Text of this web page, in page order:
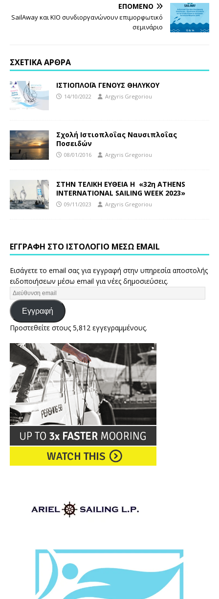
ΕΠΌΜΕΝΟ
SailAway και ΚΙΟ συνδιοργανώνουν επιμορφωτικό
σεμινάριο
ΣΧΕΤΙΚΆ ΆΡΘΡΑ
ΙΣΤΙΟΠΛΟΪΑ ΓΕΝΟΥΣ ΘΗΛΥΚΟΥ
14/10/2022 Argyris Gregoriou
Σχολή Ιστιοπλοΐας Ναυσιπλοΐας
Ποσειδών
08/01/2016 Argyris Gregoriou
ΣΤΗΝ ΤΕΛΙΚΗ ΕΥΘΕΙΑ Η «32η ATHENS
INTERNATIONAL SAILING WEEK 2023»
09/11/2023 Argyris Gregoriou
ΕΓΓΡΑΦΉ ΣΤΟ ΙΣΤΟΛΌΓΙΟ ΜΈΣΩ EMAIL
Εισάγετε το email σας για εγγραφή στην υπηρεσία αποστολής
ειδοποιήσεων μέσω email για νέες δημοσιεύσεις.
Εγγραφή
Προστεθείτε στους 5,812 εγγεγραμμένους.